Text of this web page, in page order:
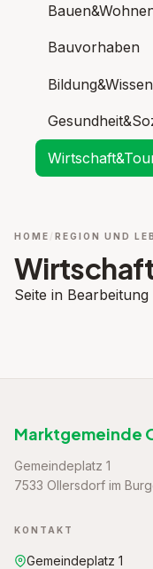
Bauvorhaben
Bildung&Wissen
HOME REGION UND
Seite in Bearbeitung
Marktgemeinde
Gemeindeplatz 1
7533 Ollersdorf im
KONTAKT
Gemeindeplatz 1